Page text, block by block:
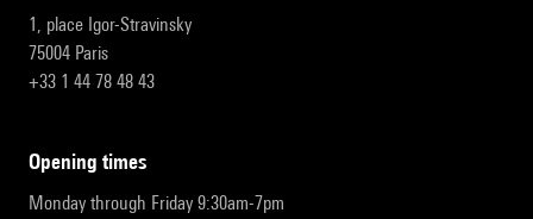
1, place Igor-Stravinsky
75004 Paris
+33 1 44 78 48 43
opening times
Monday through Friday 9:30am-7pm